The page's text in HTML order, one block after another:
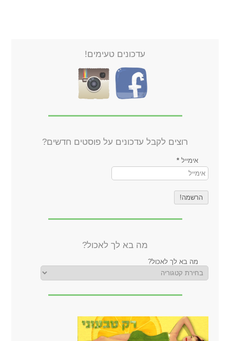
עדכונים טעימים!
רוצים לקבל עדכונים על פוסטים חדשים?
אימייל*
מה בא לך לאכול?
מה בא לך לאכול?